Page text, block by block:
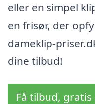
eller en simpel
en frisør, der
dameklip-
dine tilbud!
Få tilbud,